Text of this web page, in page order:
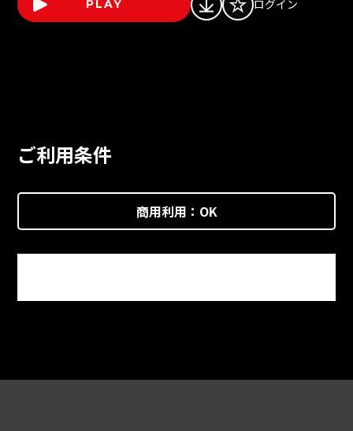
PLAY ログイン
ご利用条件
商用利用： OK